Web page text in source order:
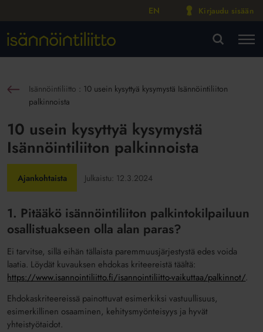
EN Kirjaudu sisään
Isännöintiliitto : 10 usein kysyttyä kysymystä Isännöintiliiton
palkinnoista
10 usein kysyttyä kysymystä
Isännöintiliiton palkinnoista
Ajankohtaista Julkaistu: 12.3.2024
1. Pitääkö isännöintiliiton palkintokilpailuun
osallistuakseen olla alan paras?
Ei tarvitse, sillä eihän tällaista paremmuusjärjestystä edes voida
laatia. Löydät kuvauksen ehdokas kriteereistä täältä:
https://www.isannointiliitto.fi/isannointiliitto-vaikuttaa/palkinnot/.
Ehdokaskriteereissä painottuvat esimerkiksi vastuullisuus,
esimerkillinen osaaminen, kehitysmyönteisyys ja hyvät
yhteistyötaidot.